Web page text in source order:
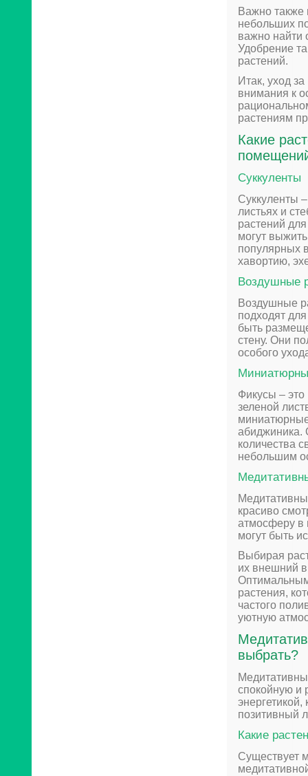
Важно также
небольших
важно найти
Удобрение
растений.
Итак, уход
внимания к
растениям
Какие
Суккуленты
Суккуленты
листьях и
растений
могут
популярных
хавортию,
Воздушные
Воздушные
подходят
быть
стену. Они
особого
Фикусы –
зеленой
абиджиника.
количества
небольшим
красиво
атмосферу в
могут быть
Выбирая
их внешний
растения,
частого
уютную
выбрать?
спокойную и
энергетикой,
позитивный
Какие
Существует